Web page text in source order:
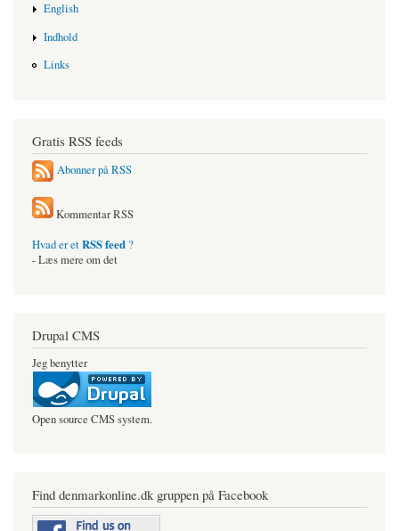
English
Indhold
Links
Gratis RSS feeds
Abonner på RSS
Kommentar RSS
Hvad er etRSS feed ?
- Læs mere om det
Drupal CMS
Jeg benytter
Open source CMS system.
Find denmarkonline.dk gruppen på Facebook